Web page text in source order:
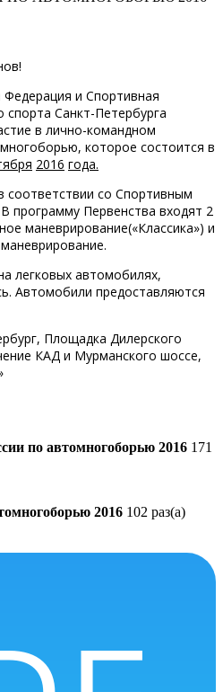
и Спортивная
Санкт-Петербурга
в лично-командном
которое состоится в
2016 года.
соответствии со Спортивным
Первенства входят 2
маневрирование(«Классика») и
легковых автомобилях,
Автомобили предоставляются
Площадка Дилерского
КАД и Мурманского шоссе,
по автомногоборью 2016 171
2016 102 раз(а)